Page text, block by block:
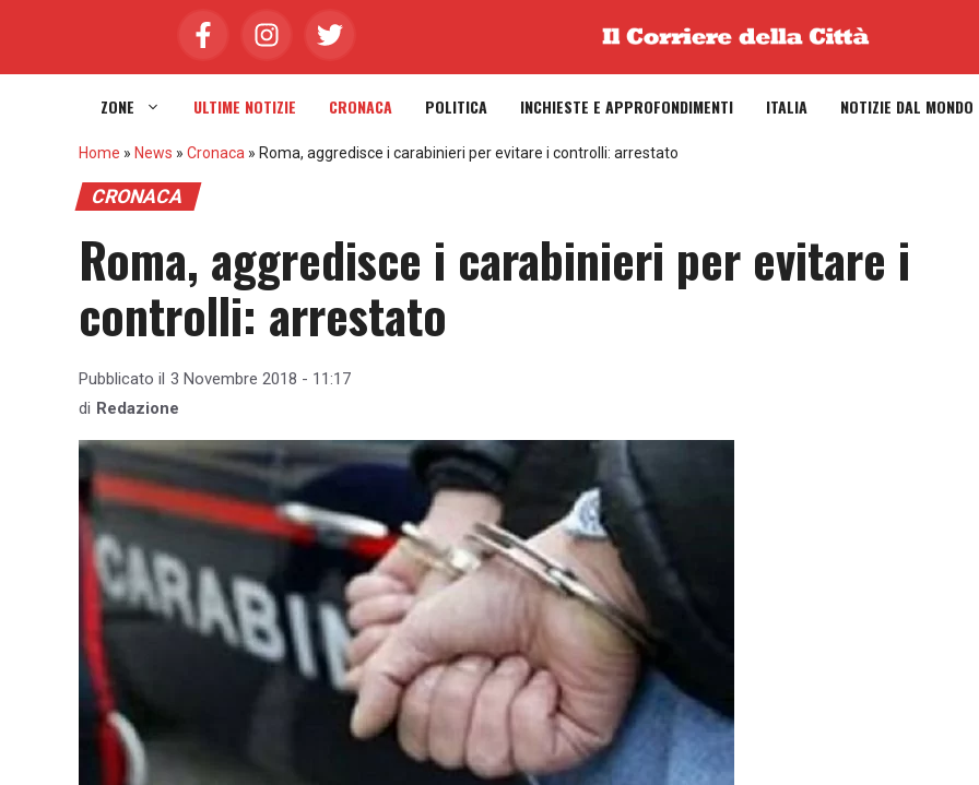
ZONE ULTIME NOTIZIE CRONACA POLITICA INCHIESTE E APPROFONDIMENTI ITALIA NOTIZIE DAL MONDO
Home » News » Cronaca » Roma, aggredisce i carabinieri per evitare i controlli: arrestato
CRONACA
Roma, aggredisce i carabinieri per evitare i
controlli: arrestato
Pubblicato il 3 Novembre 2018 - 11:17
di Redazione